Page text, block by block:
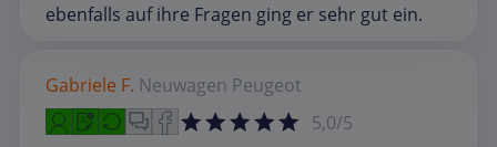
ebenfalls auf ihre Fragen ging er sehr gut ein.
Gabriele F. Neuwagen Peugeot
5,0/5